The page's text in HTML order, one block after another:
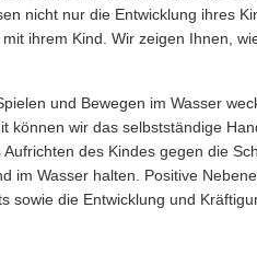
nicht nur die Entwicklung ihres
ihrem Kind. Wir zeigen Ihnen,
und Bewegen im Wasser
können wir das selbstständige
des Kindes gegen die
im Wasser halten. Positive
sowie die Entwicklung und